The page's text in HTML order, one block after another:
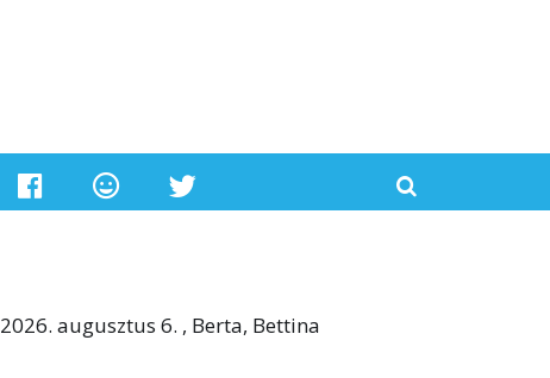
2026. augusztus 6. , Berta, Bettina